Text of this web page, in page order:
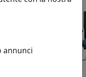
annunci